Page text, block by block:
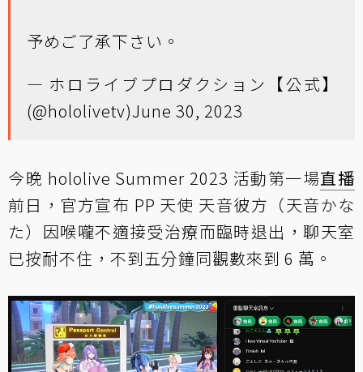
予めご了承下さい。
— ホロライブプロダクション【公式】
(@hololivetv)June 30, 2023
今晚 hololive Summer 2023 活動第一場直播
前日，官方宣布 PP 天使 天音彼方（天音かな
た）因喉嚨不適接受治療而臨時退出，聊天室
已按耐不住，不到五分鐘同觀數來到 6 萬。